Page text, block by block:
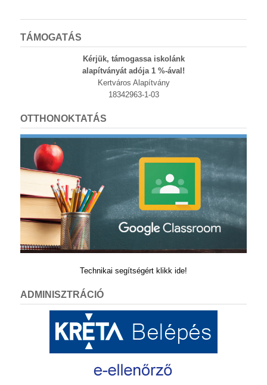
TÁMOGATÁS
Kérjük, támogassa iskolánk
alapítványát adója 1 %-ával!
Kertváros Alapítvány
18342963-1-03
OTTHONOKTATÁS
Technikai segítségért klikk ide!
ADMINISZTRÁCIÓ